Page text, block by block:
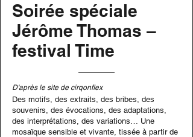
Soirée spéciale
Jérôme Thomas –
festival Time
D'après le site de cirqonflex
Des motifs, des extraits, des bribes, des
souvenirs, des évocations, des adaptations,
des interprétations, des variations… Une
mosaïque sensible et vivante, tissée à partir de